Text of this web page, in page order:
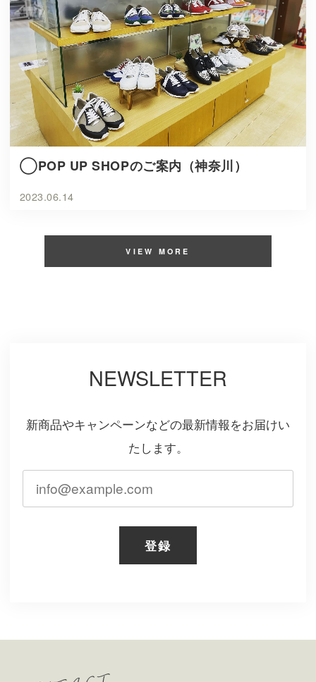
◯POP UP SHOPのご案内（神奈川）
2023.06.14
VIEW MORE
NEWSLETTER
新商品やキャンペーンなどの最新情報をお届けい
たします。
登録